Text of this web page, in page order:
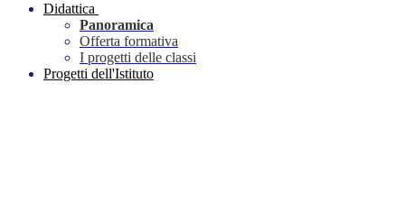
Didattica
Panoramica
Offerta formativa
I progetti delle classi
Progetti dell'Istituto